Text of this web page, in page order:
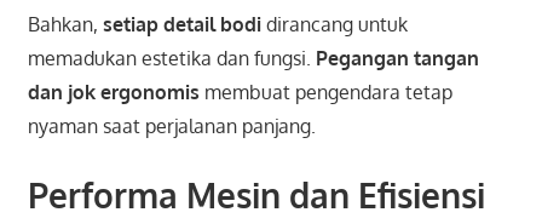
Bahkan, setiap detail bodidirancang untuk
memadukan estetika dan fungsi. Pegangan tangan
dan jok ergonomis membuat pengendara tetap
nyaman saat perjalanan panjang.
Performa Mesin dan Efisiensi